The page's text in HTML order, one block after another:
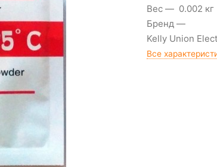
Вес
0.002 кг
Бренд
Kelly Union
Все